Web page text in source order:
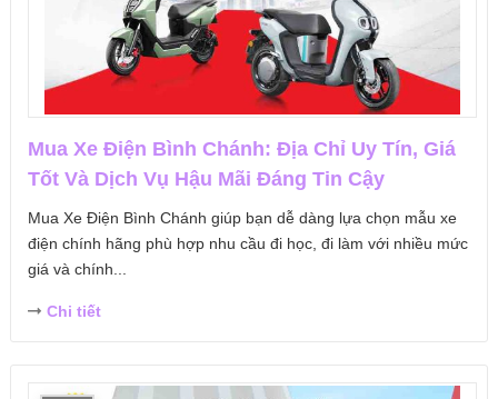
Mua Xe Điện Bình Chánh: Địa Chỉ Uy Tín, Giá
Tốt Và Dịch Vụ Hậu Mãi Đáng Tin Cậy
Mua Xe Điện Bình Chánh giúp bạn dễ dàng lựa chọn mẫu xe
điện chính hãng phù hợp nhu cầu đi học, đi làm với nhiều mức
giá và chính...
Chi tiết